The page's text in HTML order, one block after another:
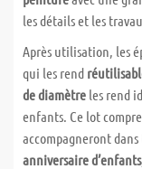
les détails et les
Après utilisation, les
qui les rend
de diamètre les rend
enfants. Ce lot
accompagneront dans
anniversaire